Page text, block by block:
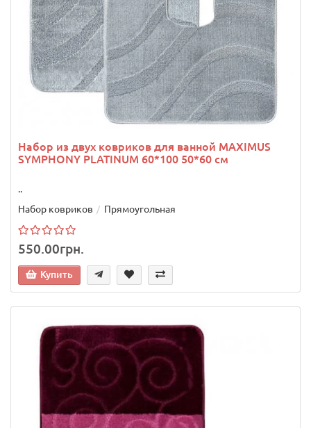
Набор из двух ковриков для ванной MAXIMUS
SYMPHONY PLATINUM 60*100 50*60 см
..
Набор ковриков
Прямоугольная
550.00грн.
Купить